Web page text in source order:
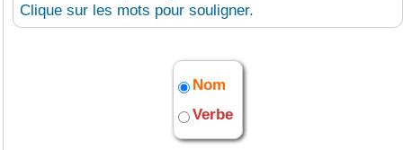
Clique sur les mots pour souligner.
Nom
Verbe